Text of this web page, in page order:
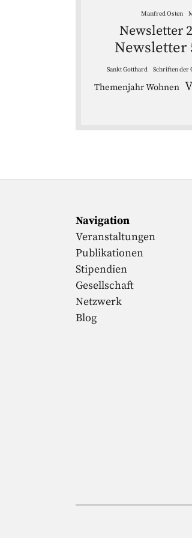
Manfred Osten
Newsletter
Newsletter
Sankt Gotthard Schriften der
Themenjahr Wohnen
Navigation
Veranstaltungen
Publikationen
Stipendien
Gesellschaft
Netzwerk
Blog